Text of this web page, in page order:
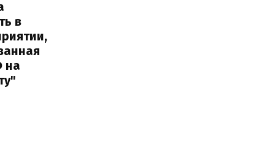
в
на